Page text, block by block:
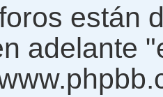
están
adelante